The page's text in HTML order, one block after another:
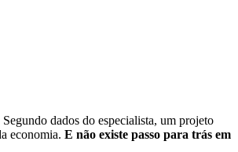
dados do especialista, um projeto
economia. E não existe passo para trás em